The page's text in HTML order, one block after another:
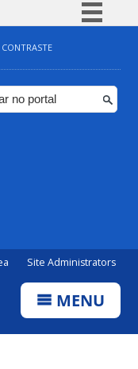
Simplifique!
Comunica BR
Participe
Site Administrators
MENU